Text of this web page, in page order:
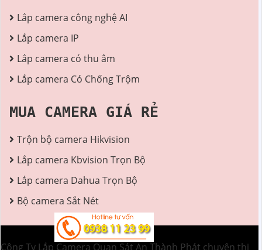
Lắp camera công nghệ AI
Lắp camera IP
Lắp camera có thu âm
Lắp camera Có Chống Trộm
MUA CAMERA GIÁ RẺ
Trộn bộ camera Hikvision
Lắp camera Kbvision Trọn Bộ
Lắp camera Dahua Trọn Bộ
Bộ camera Sắt Nét
Công Ty Lắp Camera Quan Sát An Thành Phát chuyên thi